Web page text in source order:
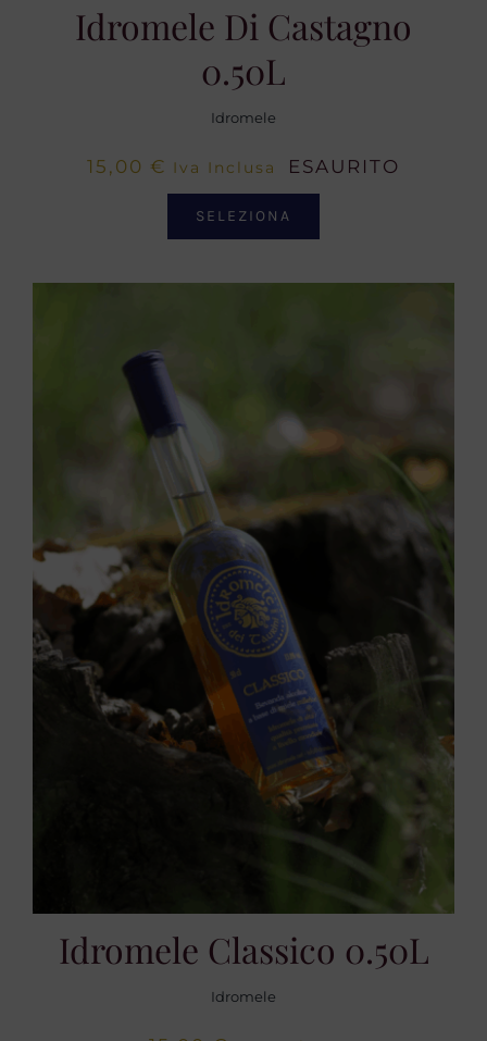
Idromele Di Castagno
0.50L
Idromele
15,00 € Iva Inclusa ESAURITO
SELEZIONA
Idromele Classico 0.50L
Idromele